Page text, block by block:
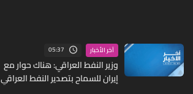
آخر الأخبار 05:37
وزير النفط العراقي: هناك حوار مع
إيران للسماح بتصدير النفط العراقي